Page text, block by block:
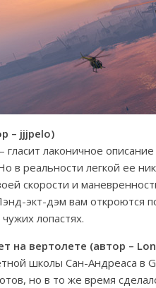
– jjjpelo)
гласит лаконичное
в реальности легкой ее
скорости и
экт-дэм вам откроются
лопастях.
на вертолете (автор –
школы Сан-Андреаса в
но в то же время